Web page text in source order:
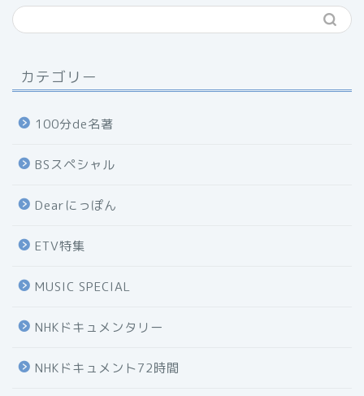
カテゴリー
100分de名著
BSスペシャル
Dearにっぽん
ETV特集
MUSIC SPECIAL
NHKドキュメンタリー
NHKドキュメント72時間